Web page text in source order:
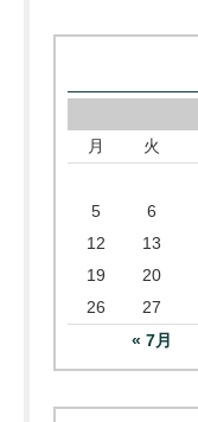
月
火
« 7月
5
6
12
13
19
20
26
27